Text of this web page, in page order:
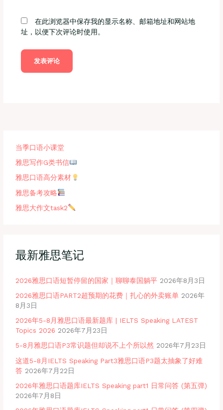
在此浏览器中保存我的显示名称、邮箱地址和网站地
址，以便下次评论时使用。
当季口语小课堂
雅思写作G类书信
雅思口语高分素材
雅思备考攻略
雅思大作文task2
最新雅思笔记
2026雅思口语短暂停留的国家｜聊聊泰国躺平 2026年8月3日
2026雅思口语PART2超预期的花费｜扎心的外卖账单 2026年
8月3日
2026年5-8月雅思口语最新题库 | IELTS Speaking LATEST
Topics 2026 2026年7月23日
5-8月雅思口语P3常识题但却说不上个所以然 2026年7月23日
这道5-8月IELTS Speaking Part3雅思口语P3题太抽象了好难
答 2026年7月22日
2026年雅思口语题库IELTS Speaking part1 日常问答 (第五弹)
2026年7月8日